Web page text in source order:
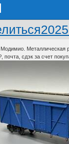
Модимио. Металлическая
почта, сдэк за счет